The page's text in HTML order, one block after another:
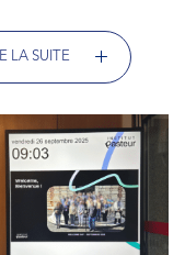
LA SUITE